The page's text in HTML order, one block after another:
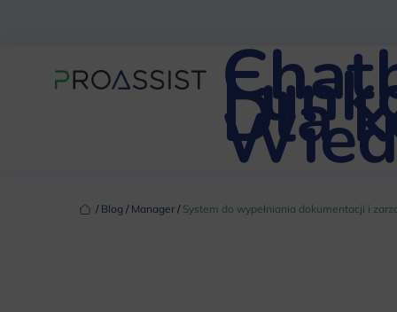
Dla
‏‏‎ ‎/‏‏‎ ‎ Blog ‏‏‎ ‎/‏‏‎ ‎ Manager ‏‏‎ ‎/‏‏‎ ‎ System do wypełniania dokumentacji i